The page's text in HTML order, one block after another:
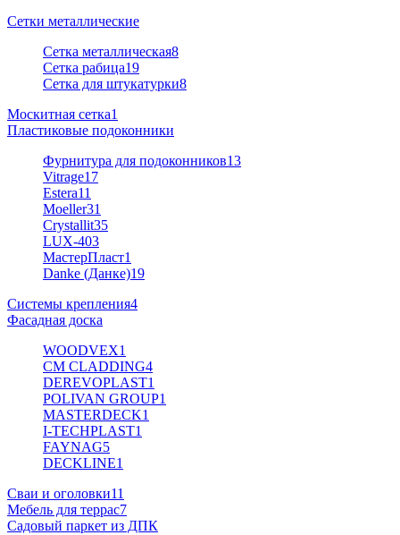
Сетки металлические
Сетка металлическая8
Сетка рабица19
Сетка для штукатурки8
Москитная сетка1
Пластиковые подоконники
Фурнитура для подоконников13
Vitrage17
Estera11
Moeller31
Crystallit35
LUX-403
МастерПласт1
Danke (Данке)19
Системы крепления4
Фасадная доска
WOODVEX1
CM CLADDING4
DEREVOPLAST1
POLIVAN GROUP1
MASTERDECK1
I-TECHPLAST1
FAYNAG5
DECKLINE1
Сваи и оголовки11
Мебель для террас7
Садовый паркет из ДПК